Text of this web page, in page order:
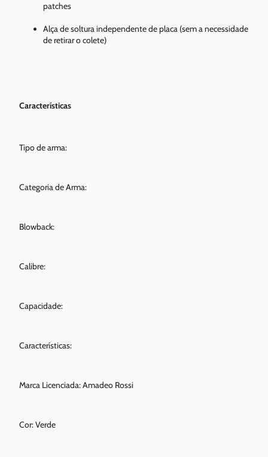
patches
Alça de soltura independente de placa (sem a necessidade
de retirar o colete)
Características
Tipo de arma:
Categoria de Arma:
Blowback:
Calibre:
Capacidade:
Características:
Marca Licenciada: Amadeo Rossi
Cor: Verde